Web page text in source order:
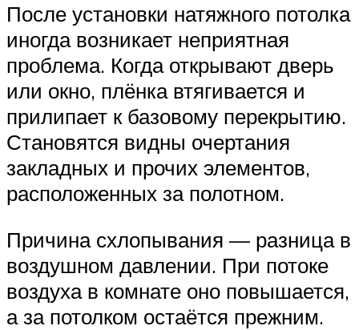
После установки натяжного потолка
иногда возникает неприятная
проблема. Когда открывают дверь
или окно, плёнка втягивается и
прилипает к базовому перекрытию.
Становятся видны очертания
закладных и прочих элементов,
расположенных за полотном.
Причина схлопывания — разница в
воздушном давлении. При потоке
воздуха в комнате оно повышается,
а за потолком остаётся прежним.